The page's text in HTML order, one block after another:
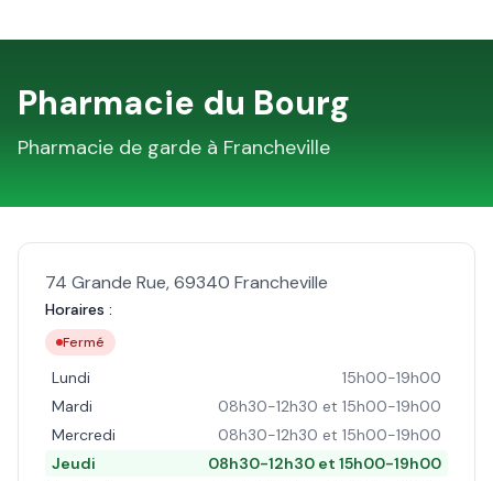
Pharmacie du Bourg
Pharmacie de garde à Francheville
74 Grande Rue,69340 Francheville
Horaires :
Fermé
Lundi
15h00-19h00
Mardi
08h30-12h30 et 15h00-19h00
Mercredi
08h30-12h30 et 15h00-19h00
Jeudi
08h30-12h30 et 15h00-19h00